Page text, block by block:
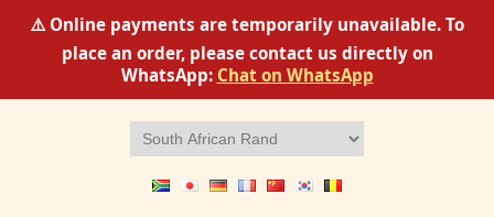
⚠️ Online payments are temporarily unavailable. To
place an order, please contact us directly on
WhatsApp: Chat on WhatsApp